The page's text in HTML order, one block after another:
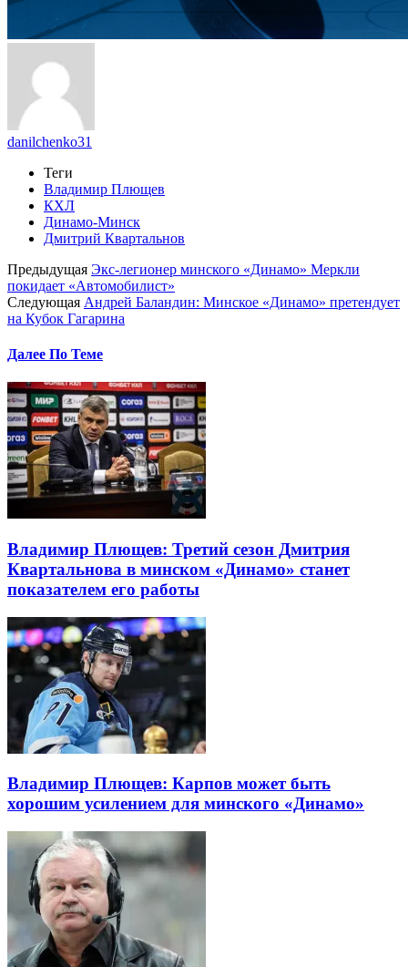
danilchenko31
Теги
Владимир Плющев
КХЛ
Динамо-Минск
Дмитрий Квартальнов
Предыдущая Экс-легионер минского «Динамо» Меркли
покидает «Автомобилист»
Следующая Андрей Баландин: Минское «Динамо» претендует
на Кубок Гагарина
Далее По Теме
Владимир Плющев: Третий сезон Дмитрия
Квартальнова в минском «Динамо» станет
показателем его работы
Владимир Плющев: Карпов может быть
хорошим усилением для минского «Динамо»